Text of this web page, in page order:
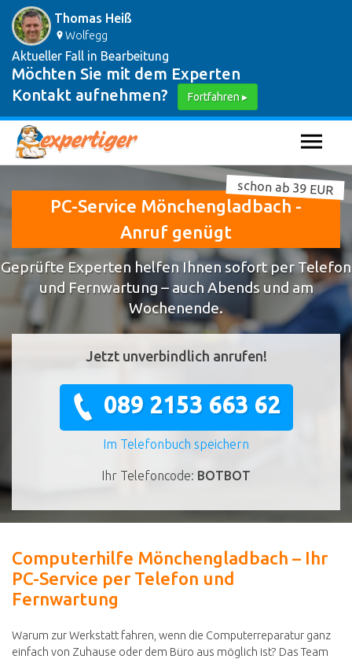
Thomas Heiß
Wolfegg
Aktueller Fall in Bearbeitung
Möchten Sie mit dem Experten
Kontakt aufnehmen?
Fortfahren ▸
PC-Service Mönchengladbach -
Anruf genügt
schon ab 39 EUR
Geprüfte Experten helfen Ihnen sofort per Telefon
und Fernwartung – auch Abends und am
Wochenende.
Jetzt unverbindlich anrufen!
089 2153 663 62
Im Telefonbuch speichern
Ihr Telefoncode: BOTBOT
Computerhilfe Mönchengladbach – Ihr
PC-Service per Telefon und
Fernwartung
Warum zur Werkstatt fahren, wenn die Computerreparatur ganz
einfach von Zuhause oder dem Büro aus möglich ist? Das Team